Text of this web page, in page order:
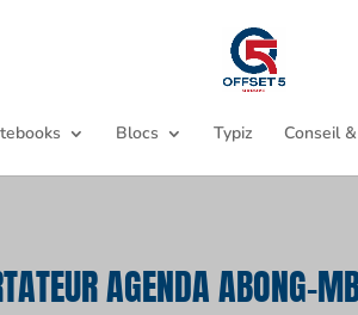
Blocs Typiz Conseil
AGENDA ABONG-